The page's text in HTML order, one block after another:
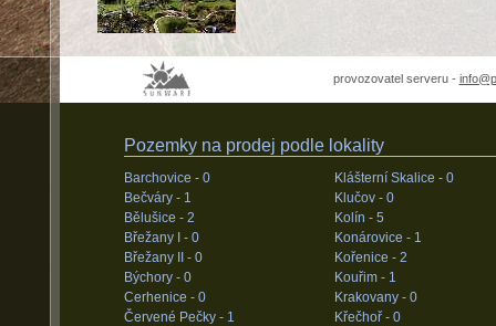
provozovatel serveru -
Pozemky na prodej podle lokality
Barchovice - 0
Bečváry - 1
Bělušice - 2
Břežany I - 0
Břežany II - 0
Býchory - 0
Cerhenice - 0
Červené Pečky - 1
Klášterní Skalice - 0
Klučov - 0
Kolín - 5
Konárovice - 1
Kořenice - 2
Kouřim - 1
Krakovany - 0
Křečhoř - 0